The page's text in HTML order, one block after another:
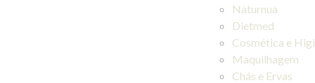
Naturnua
Dietmed
Cosmética e
Maquilhagem
Chás e Ervas